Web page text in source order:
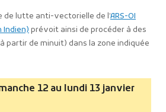
de lutte anti-vectorielle de l’ARS-OI
Indien) prévoit ainsi de procéder à des
partir de minuit) dans la zone indiquée
12 au lundi 13 janvier